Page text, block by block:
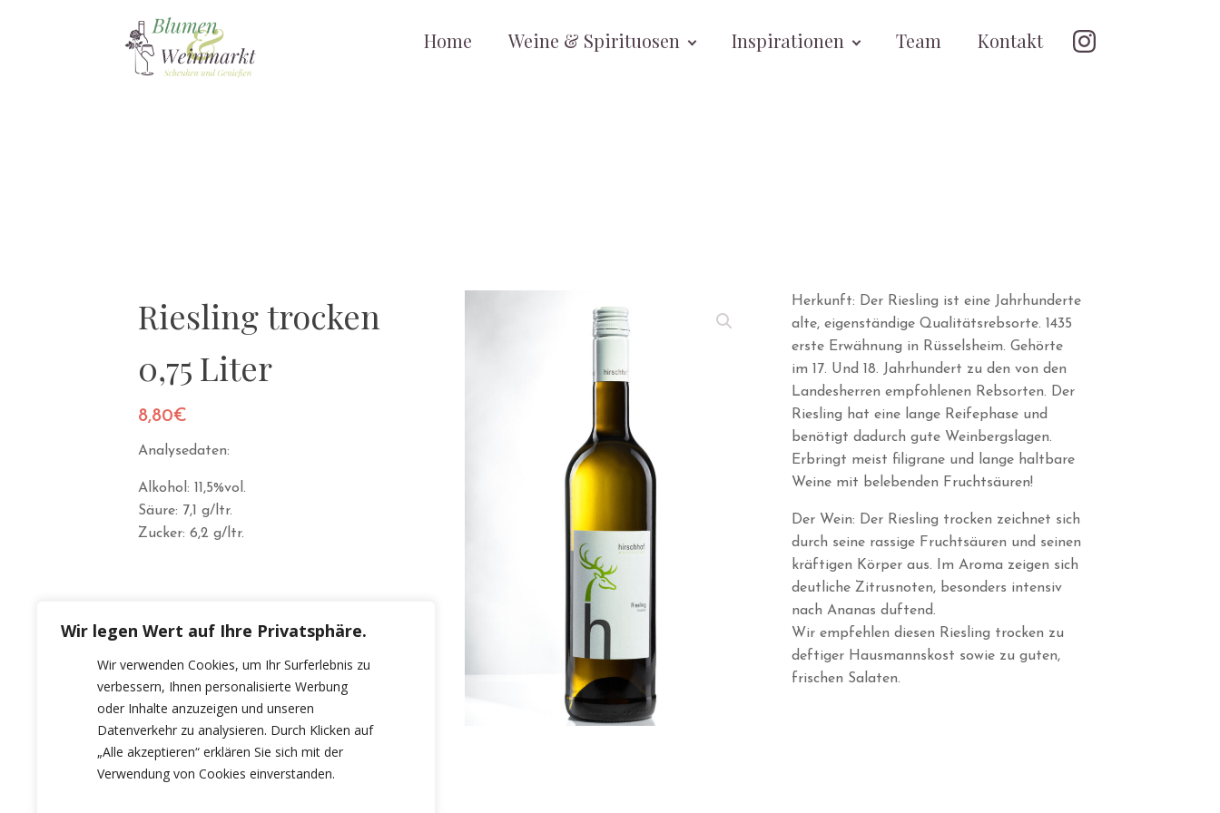
Wir legen Wert auf Ihre Privatsphäre.
Wir verwenden Cookies, um Ihr Surferlebnis zu
verbessern, Ihnen personalisierte Werbung
oder Inhalte anzuzeigen und unseren
Datenverkehr zu analysieren. Durch Klicken auf
„Alle akzeptieren“ erklären Sie sich mit der
Verwendung von Cookies einverstanden.
Home Weine & Spirituosen Inspirationen Team Kontakt
Riesling trocken
0,75 Liter
8,80€
Analysedaten:
Alkohol: 11,5%vol.
Säure: 7,1 g/ltr.
Zucker: 6,2 g/ltr.
Herkunft: Der Riesling ist eine Jahrhunderte
alte, eigenständige Qualitätsrebsorte. 1435
erste Erwähnung in Rüsselsheim. Gehörte
im 17. Und 18. Jahrhundert zu den von den
Landesherren empfohlenen Rebsorten. Der
Riesling hat eine lange Reifephase und
benötigt dadurch gute Weinbergslagen.
Erbringt meist filigrane und lange haltbare
Weine mit belebenden Fruchtsäuren!
Der Wein: Der Riesling trocken zeichnet sich
durch seine rassige Fruchtsäuren und seinen
kräftigen Körper aus. Im Aroma zeigen sich
deutliche Zitrusnoten, besonders intensiv
nach Ananas duftend.
Wir empfehlen diesen Riesling trocken zu
deftiger Hausmannskost sowie zu guten,
frischen Salaten.